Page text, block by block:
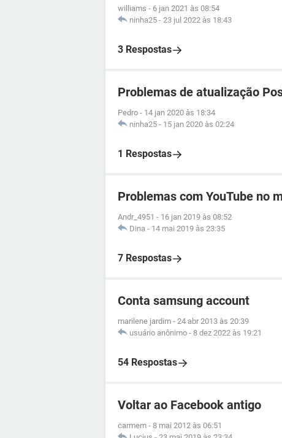
williams - 6 jan 2021 às 08:54
ninha25 - 23 jul 2022 às 18:43
3 Respostas
Problemas de atualização
Pedro - 14 jan 2020 às 18:34
ninha25 - 15 jan 2020 às 02:24
1 Respostas
Problemas com YouTube no
Andr_4951 - 16 jan 2019 às 08:52
Dina - 14 mai 2019 às 23:35
7 Respostas
Conta samsung account
marilene jardim - 24 abr 2013 às 20:39
usuário anônimo - 8 dez 2022 às 19:21
54 Respostas
Voltar ao Facebook antigo
carmem - 8 mai 2012 às 06:51